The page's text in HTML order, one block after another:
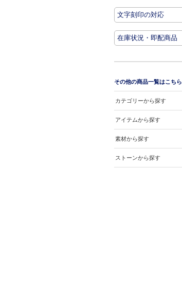
その他の商品一覧はこちら
カテゴリーから探す
アイテムから探す
素材から探す
ストーンから探す